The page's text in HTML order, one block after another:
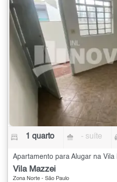
1 quarto - suíte
Apartamento para Alugar na
Vila Mazzei
Zona Norte - São Paulo